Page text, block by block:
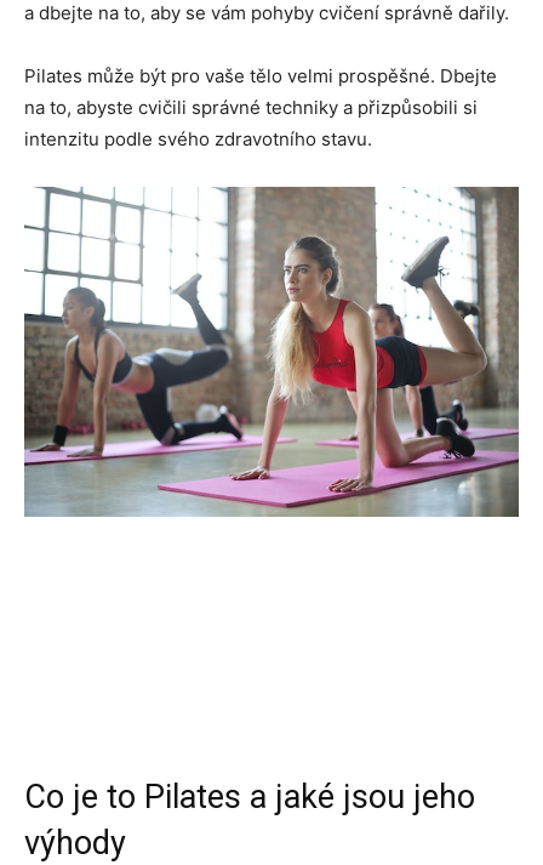
a dbejte na to, aby se vám pohyby cvičení správně dařily.
Pilates může být pro vaše tělo velmi prospěšné. Dbejte
na to, abyste cvičili správné techniky a přizpůsobili si
intenzitu podle svého zdravotního stavu.
Co je to Pilates a jaké jsou jeho
výhody